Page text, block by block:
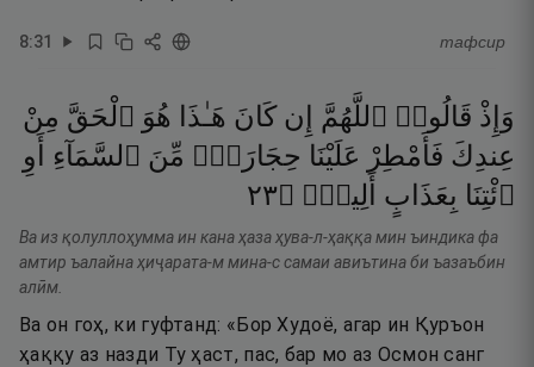
8:31 тафсир
وَإِذْ قَالُوا۟ ٱللَّهُمَّ إِن كَانَ هَـٰذَا هُوَ ٱلْحَقَّ مِنْ
عِندِكَ فَأَمْطِرْ عَلَيْنَا حِجَارَةًۭ مِّنَ ٱلسَّمَآءِ
أَوِ
ٱئْتِنَا بِعَذَابٍ أَلِيمٍۢ ۝٣٢
Ва из қолуллоҳумма ин кана ҳаза ҳува-л-ҳаққа мин ъиндика фа
амтир ъалайна ҳиҷарата-м мина-с самаи авиътина би ъазаъбин
алӣм.
Ва он гоҳ, ки гуфтанд: «Бор Худоё, агар ин Қуръон
ҳаққу аз назди Ту ҳаст, пас, бар мо аз Осмон санг